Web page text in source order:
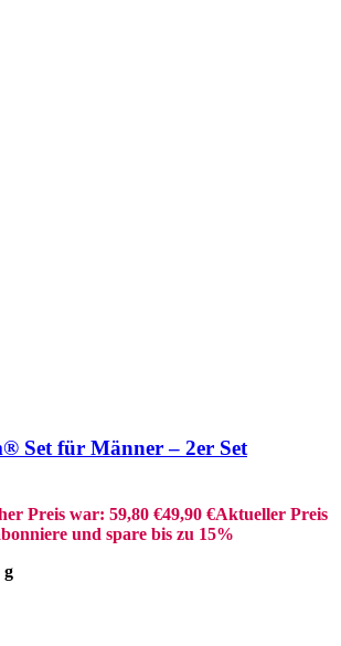
Set für Männer – 2er Set
Preis war: 59,80 €49,90 €Aktueller Preis
und spare bis zu 15%
g